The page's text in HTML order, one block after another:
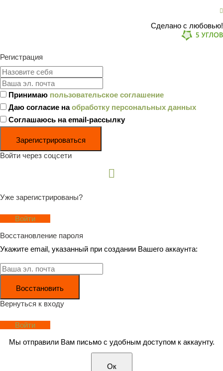
Сделано с любовью!
Регистрация
Принимаю пользовательское соглашение
Даю согласие наобработку персональных данных
Соглашаюсь на email-рассылку
Зарегистрироваться
Войти через соцсети
Уже зарегистрированы?
Войти
Восстановление пароля
Укажите email, указанный при создании Вашего аккаунта:
Восстановить
Вернуться к входу
Войти
Мы отправили Вам письмо с удобным доступом к аккаунту.
Ок